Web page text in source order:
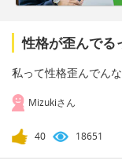
性格が歪んでる
私って性格歪んでん
Mizukiさん
40 18651